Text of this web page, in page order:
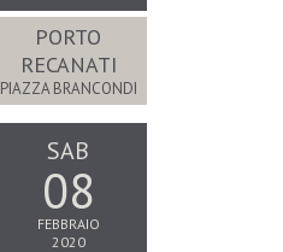
PORTO
RECANATI
PIAZZA BRANCONDI
SAB
08
FEBBRAIO
2020